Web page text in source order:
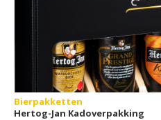
Bierpakketten
Hertog-Jan Kadoverpakking